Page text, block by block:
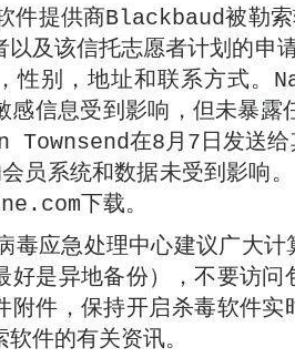
件提供商Blackbaud被勒
及该信托志愿者计划的申
性别，地址和联系方式
感信息受到影响，但未
在8月7日发送给
员系统和数据未受到影
下载。
毒应急处理中心建议广大
好是异地备份），不要访
附件，保持开启杀毒软件
件的有关资讯。